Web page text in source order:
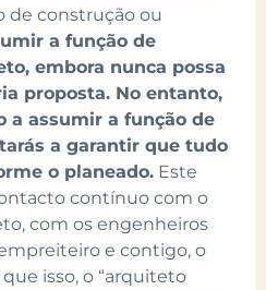
de construção ou
a função de
embora nunca possa
proposta. No entanto,
a assumir a função de
a garantir que tudo
o planeado. Este
contínuo com o
com os engenheiros
e contigo, o
isso, o “arquiteto